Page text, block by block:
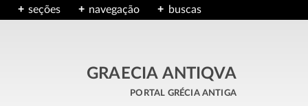
seções navegação buscas
GRAECIA ANTIQVA
portal grécia antiga